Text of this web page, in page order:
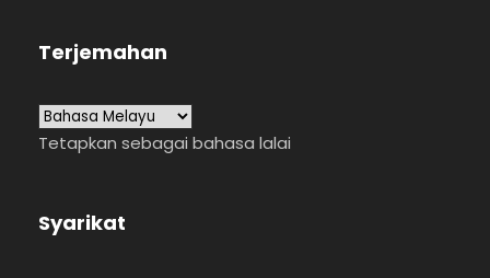
Terjemahan
Tetapkan sebagai bahasa lalai
Syarikat